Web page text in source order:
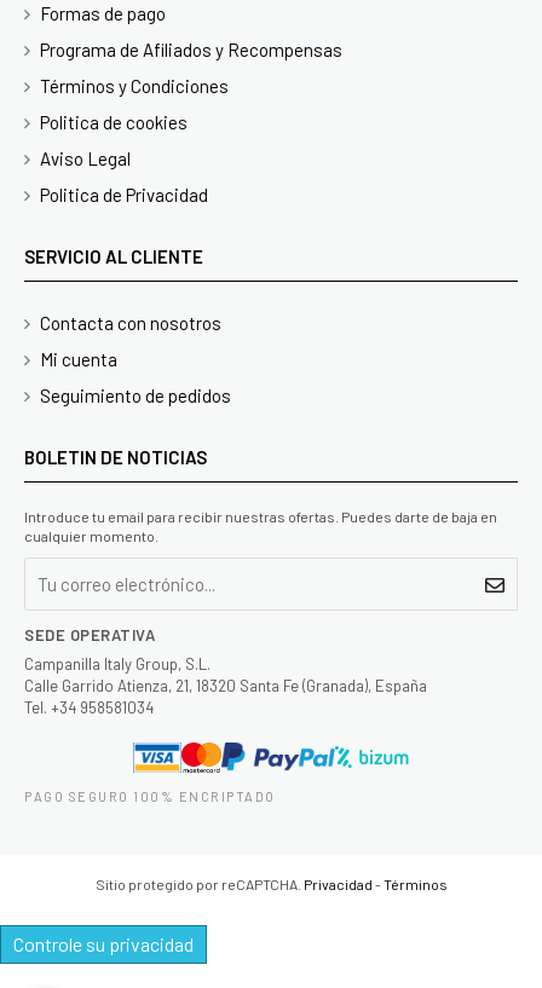
Formas de pago
Programa de Afiliados y Recompensas
Términos y Condiciones
Politica de cookies
Aviso Legal
Politica de Privacidad
SERVICIO AL CLIENTE
Contacta con nosotros
Mi cuenta
Seguimiento de pedidos
BOLETIN DE NOTICIAS
Introduce tu email para recibir nuestras ofertas. Puedes darte de baja en
cualquier momento.
SEDE OPERATIVA
Campanilla Italy Group, S.L.
Calle Garrido Atienza, 21, 18320 Santa Fe (Granada), España
Tel. +34 958581034
PAGO SEGURO 100% ENCRIPTADO
Sitio protegido por reCAPTCHA. Privacidad -Términos
Controle su privacidad